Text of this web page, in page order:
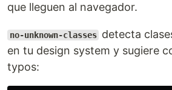
que lleguen al navegador.
no-unknown-classes detecta
en tu design system y sugiere
typos: